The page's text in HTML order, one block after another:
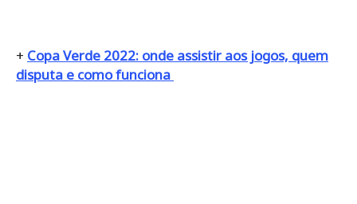
+ Copa Verde 2022: onde assistir aos jogos, quem
disputa e como funciona